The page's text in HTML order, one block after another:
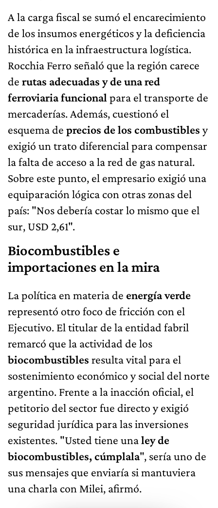
A la carga fiscal se sumó el encarecimiento
de los insumos energéticos y la deficiencia
histórica en la infraestructura logística.
Rocchia Ferro señaló que la región carece
de rutas adecuadas y de una red
ferroviaria funcional para el transporte de
mercaderías. Además, cuestionó el
esquema de precios de los combustibles y
exigió un trato diferencial para compensar
la falta de acceso a la red de gas natural.
Sobre este punto, el empresario exigió una
equiparación lógica con otras zonas del
país: "Nos debería costar lo mismo que el
sur, USD 2,61".
Biocombustibles e
importaciones en la mira
La política en materia de energía verde
representó otro foco de fricción con el
Ejecutivo. El titular de la entidad fabril
remarcó que la actividad de los
biocombustibles resulta vital para el
sostenimiento económico y social del norte
argentino. Frente a la inacción oficial, el
petitorio del sector fue directo y exigió
seguridad jurídica para las inversiones
existentes. "Usted tiene unaley de
biocombustibles, cúmplala", sería uno de
sus mensajes que enviaría si mantuviera
una charla con Milei, afirmó.